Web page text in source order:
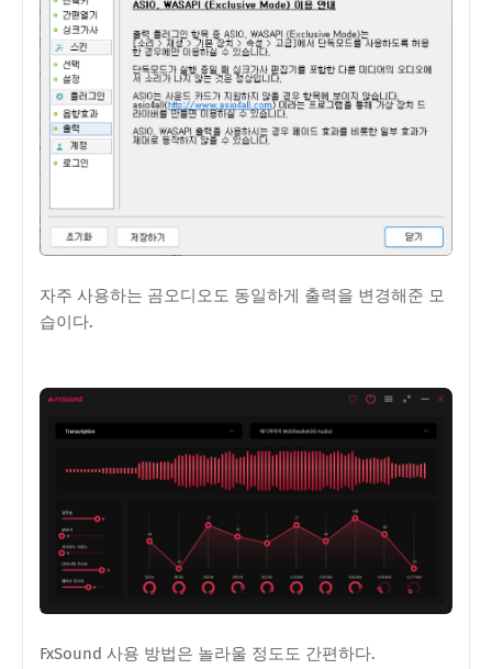
자주 사용하는 곰오디오도 동일하게 출력을 변경해준 모
습이다.
FxSound 사용 방법은 놀라울 정도도 간편하다.